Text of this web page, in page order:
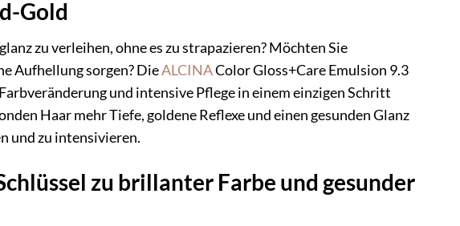
Gold
zu verleihen, ohne es zu strapazieren? Möchten Sie
Aufhellung sorgen? DieALCINAColor Gloss+Care Emulsion 9.3
und intensive Pflege in einem einzigen Schritt
Haar mehr Tiefe, goldene Reflexe und einen gesunden Glanz
und zu intensivieren.
zu brillanter Farbe und gesunder